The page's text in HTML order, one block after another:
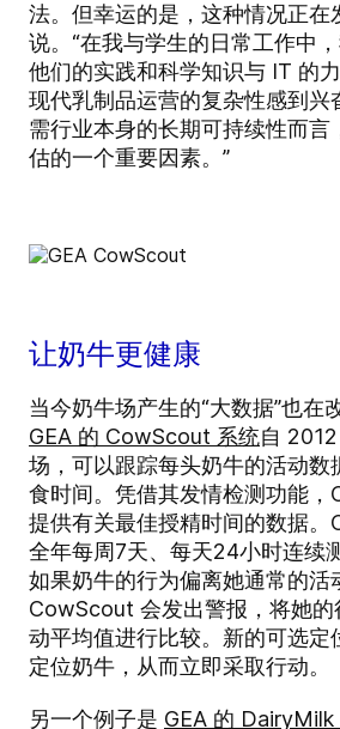
法。但幸运的是，这种情况正在
说。“在我与学生的日常工作中
他们的实践和科学知识与 IT 的
现代乳制品运营的复杂性感到兴
需行业本身的长期可持续性而言
估的一个重要因素。”
让奶牛更健康
当今奶牛场产生的“大数据”也在
GEA 的 CowScout 系统自
场，可以跟踪每头奶牛的活动数
食时间。凭借其发情检测功能
提供有关最佳授精时间的数据
全年每周7天、每天24小时连续
如果奶牛的行为偏离她通常的活
CowScout 会发出警报，将她
动平均值进行比较。新的可选定
定位奶牛，从而立即采取行动。
另一个例子是 GEA 的